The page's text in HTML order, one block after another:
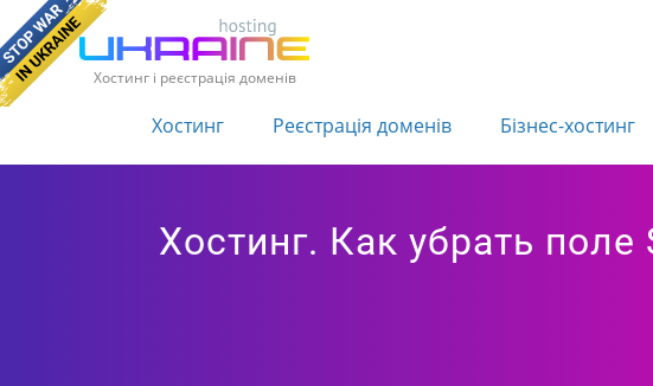
Хостинг і реєстрація доменів
Хостинг Реєстрація доменів Бізнес-хостинг
Хостинг. Как убрать поле